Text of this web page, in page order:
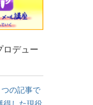
ロデュー
つの記事で